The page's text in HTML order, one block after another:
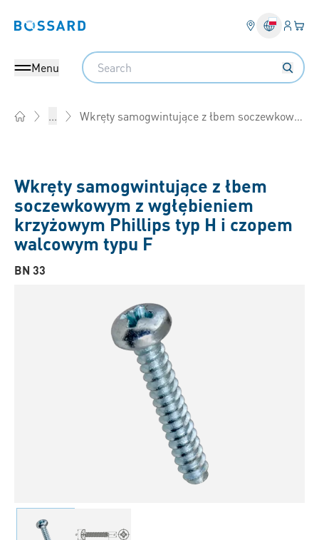
Bossard homepage Login
Menu
Search
... Wkręty samogwintujące z łbem soczewkowym z wgłębieniem krzyżowym Phillips typ H i czopem walcowym typu F
Wkręty samogwintujące z łbem
soczewkowym z wgłębieniem
krzyżowym Phillips typ H i czopem
walcowym typu F
BN 33